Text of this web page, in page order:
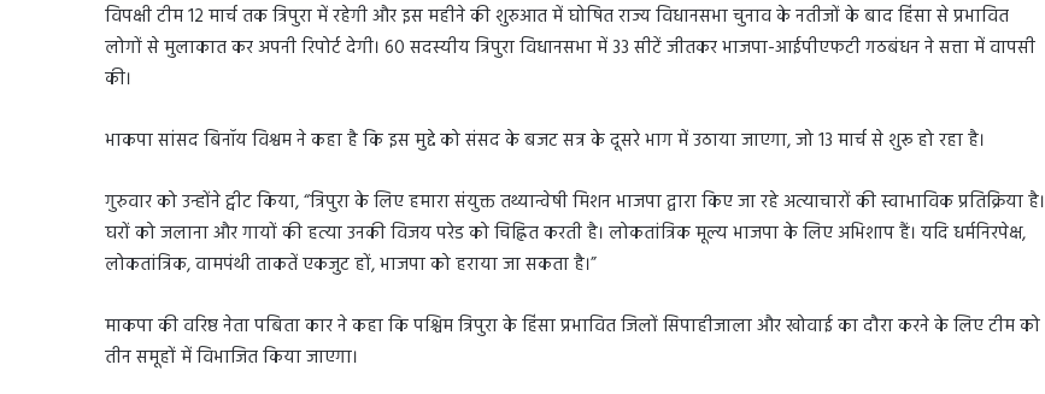
विपक्षी टीम 12 मार्च तक त्रिपुरा में रहेगी और इस महीने की शुरुआत में घोषित राज्य विधानसभा चुनाव के नतीजों के बाद हिंसा से प्रभावित
लोगों से मुलाकात कर अपनी रिपोर्ट देगी। 60 सदस्यीय त्रिपुरा विधानसभा में 33 सीटें जीतकर भाजपा-आईपीएफटी गठबंधन ने सत्ता में वापसी
की।
भाकपा सांसद बिनॉय विश्वम ने कहा है कि इस मुद्दे को संसद के बजट सत्र के दूसरे भाग में उठाया जाएगा, जो 13 मार्च से शुरू हो रहा है।
गुरुवार को उन्होंने ट्वीट किया, “त्रिपुरा के लिए हमारा संयुक्त तथ्यान्वेषी मिशन भाजपा द्वारा किए जा रहे अत्याचारों की स्वाभाविक प्रतिक्रिया है।
घरों को जलाना और गायों की हत्या उनकी विजय परेड को चिह्नित करती है। लोकतांत्रिक मूल्य भाजपा के लिए अभिशाप हैं। यदि धर्मनिरपेक्ष,
लोकतांत्रिक, वामपंथी ताकतें एकजुट हों, भाजपा को हराया जा सकता है।”
माकपा की वरिष्ठ नेता पबिता कार ने कहा कि पश्चिम त्रिपुरा के हिंसा प्रभावित जिलों सिपाहीजाला और खोवाई का दौरा करने के लिए टीम को
तीन समूहों में विभाजित किया जाएगा।